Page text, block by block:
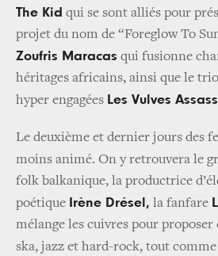
The Kid qui se sont alliés pour
projet du nom de “Foreglow To
Zoufris Maracas qui fusionne
héritages africains, ainsi que le
hyper engagées Les Vulves
Le deuxième et dernier jours des
moins animé. On y retrouvera le
folk balkanique, la productrice
poétique Irène Drésel, la fanfare
mélange les cuivres pour proposer
ska, jazz et hard-rock, tout comme